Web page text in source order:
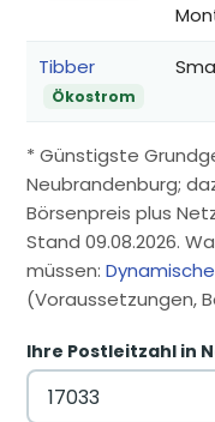
Tibber
Ökostrom
* Günstigste
Neubrandenburg;
Börsenpreis plus
Stand 09.08.2026.
müssen:
(Voraussetzungen,
Ihre Postleitzahl in